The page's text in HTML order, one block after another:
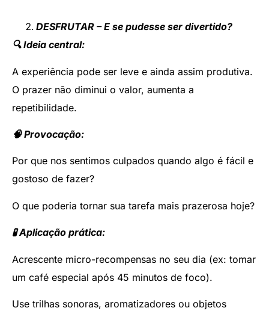
DESFRUTAR – E se pudesse ser divertido?
🔍 Ideia central:
A experiência pode ser leve e ainda assim produtiva.
O prazer não diminui o valor, aumenta a
repetibilidade.
🧠 Provocação:
Por que nos sentimos culpados quando algo é fácil e
gostoso de fazer?
O que poderia tornar sua tarefa mais prazerosa hoje?
🧪 Aplicação prática:
Acrescente micro-recompensas no seu dia (ex: tomar
um café especial após 45 minutos de foco).
Use trilhas sonoras, aromatizadores ou objetos